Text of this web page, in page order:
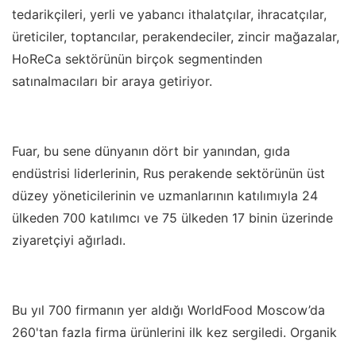
tedarikçileri, yerli ve yabancı ithalatçılar, ihracatçılar,
üreticiler, toptancılar, perakendeciler, zincir mağazalar,
HoReCa sektörünün birçok segmentinden
satınalmacıları bir araya getiriyor.
Fuar, bu sene dünyanın dört bir yanından, gıda
endüstrisi liderlerinin, Rus perakende sektörünün üst
düzey yöneticilerinin ve uzmanlarının katılımıyla 24
ülkeden 700 katılımcı ve 75 ülkeden 17 binin üzerinde
ziyaretçiyi ağırladı.
Bu yıl 700 firmanın yer aldığı WorldFood Moscow’da
260'tan fazla firma ürünlerini ilk kez sergiledi. Organik